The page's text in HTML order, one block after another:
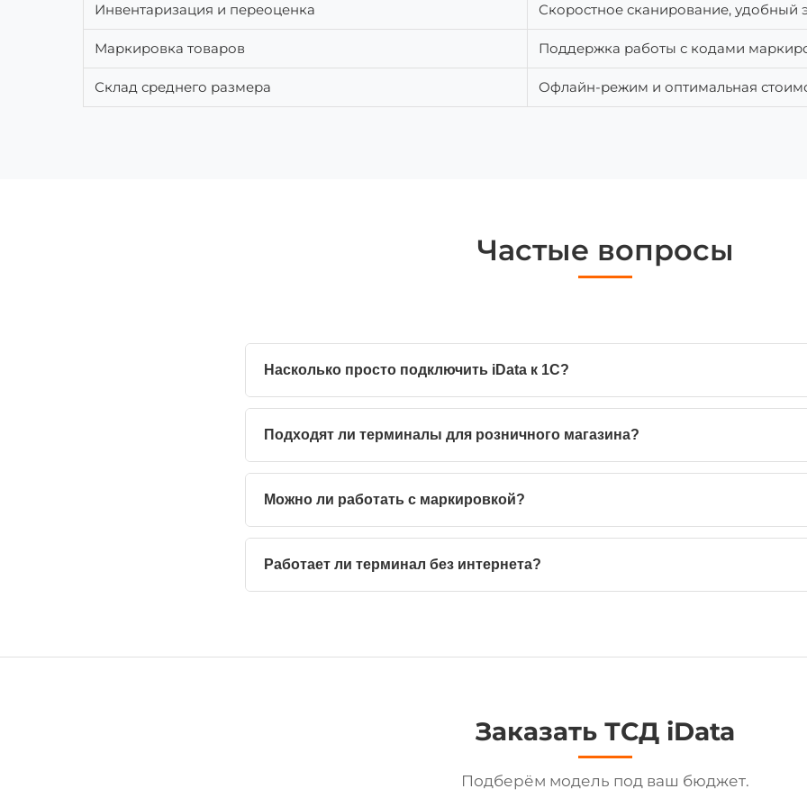
Инвентаризация и переоценка Скоростное сканирование, удобный
Маркировка товаров Поддержка работы с кодами
Склад среднего размера Офлайн-режим и оптимальная
Частые вопросы
Насколько просто подключить iData к 1С?
Подходят ли терминалы для розничного магазина?
Можно ли работать с маркировкой?
Работает ли терминал без интернета?
Заказать ТСД iData
Подберём модель под ваш бюджет.